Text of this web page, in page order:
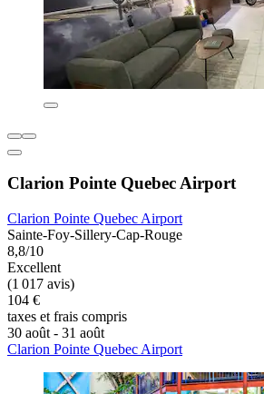
Clarion Pointe Quebec Airport
Clarion Pointe Quebec Airport
Sainte-Foy-Sillery-Cap-Rouge
8,8/10
Excellent
(1 017 avis)
104 €
taxes et frais compris
30 août - 31 août
Clarion Pointe Quebec Airport